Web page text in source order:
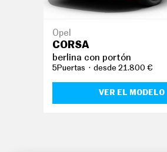
Opel
CORSA
berlina con portón
5Puertas desde 21.800 €
VER EL MODELO